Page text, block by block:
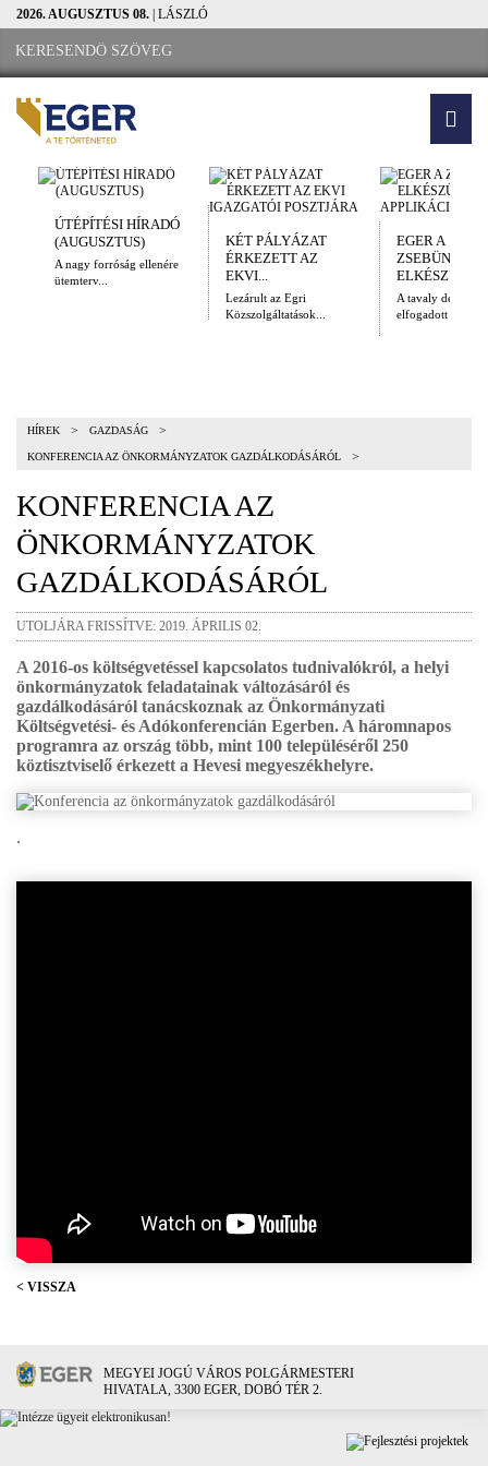
2026. AUGUSZTUS 08. | LÁSZLÓ
ÚTÉPÍTÉSI HÍRADÓ
(AUGUSZTUS)
A nagy forróság ellenére
ütemterv...
KÉT PÁLYÁZAT
ÉRKEZETT AZ
EKVI...
Lezárult az Egri
Közszolgáltatások...
EGER A
ELKÉSZÜLT
A tavaly
elfogadott
HÍREK > GAZDASÁG >
KONFERENCIA AZ ÖNKORMÁNYZATOK GAZDÁLKODÁSÁRÓL >
KONFERENCIA AZ
ÖNKORMÁNYZATOK
GAZDÁLKODÁSÁRÓL
UTOLJÁRA FRISSÍTVE: 2019. ÁPRILIS 02.
A 2016-os költségvetéssel kapcsolatos tudnivalókról, a helyi
önkormányzatok feladatainak változásáról és
gazdálkodásáról tanácskoznak az Önkormányzati
Költségvetési- és Adókonferencián Egerben. A háromnapos
programra az ország több, mint 100 településéről 250
köztisztviselő érkezett a Hevesi megyeszékhelyre.
.
< VISSZA
MEGYEI JOGÚ VÁROS POLGÁRMESTERI
HIVATALA, 3300 EGER, DOBÓ TÉR 2.